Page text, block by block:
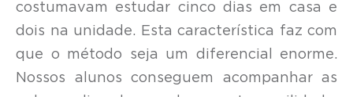
costumavam estudar cinco dias em casa e
dois na unidade. Esta característica faz com
que o método seja um diferencial enorme.
Nossos alunos conseguem acompanhar as